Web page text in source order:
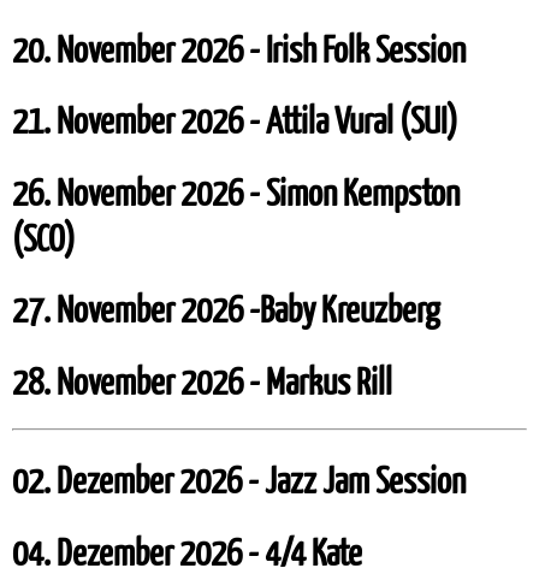
20. November 2026 - Irish Folk Session
21. November 2026 - Attila Vural (SUI)
26. November 2026 - Simon Kempston
(SCO)
27. November 2026 -Baby Kreuzberg
28. November 2026 - Markus Rill
02. Dezember 2026 - Jazz Jam Session
04. Dezember 2026 - 4/4 Kate